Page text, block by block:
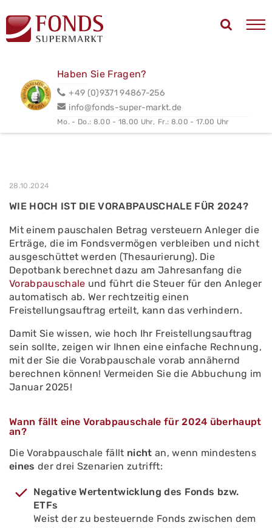
Haben Sie Fragen?
+49 (0)9371 94867-256
info@fonds-super-markt.de
Mo. - Do.: 8.00 - 18.00 Uhr, Fr.: 8.00 - 17.00 Uhr
28.10.2024
WIE HOCH IST DIE VORABPAUSCHALE FÜR 2024?
Mit einem pauschalen Betrag versteuern Anleger die
Erträge, die im Fondsvermögen verbleiben und nicht
ausgeschüttet werden (Thesaurierung). Die
Depotbank berechnet dazu am Jahresanfang die
Vorabpauschale und führt die Steuer für den Anleger
automatisch ab. Wer rechtzeitig einen
Freistellungsauftrag erteilt, kann das verhindern.
Damit Sie wissen, wie hoch Ihr Freistellungsauftrag
sein sollte, zeigen wir Ihnen eine einfache Rechnung,
mit der Sie die Vorabpauschale vorab annähernd
berechnen können! Vermeiden Sie die Abbuchung im
Januar 2025!
Wann fällt eine Vorabpauschale für 2024 überhaupt
an?
Die Vorabpauschale fällt nicht an, wenn mindestens
eines der drei Szenarien zutrifft:
Negative Wertentwicklung des Fonds bzw.
ETFs
Weist der zu besteuernde Fonds zwischen dem